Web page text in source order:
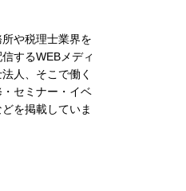
や税理士業界を
するWEBメディ
人、そこで働く
セミナー・イベ
を掲載していま